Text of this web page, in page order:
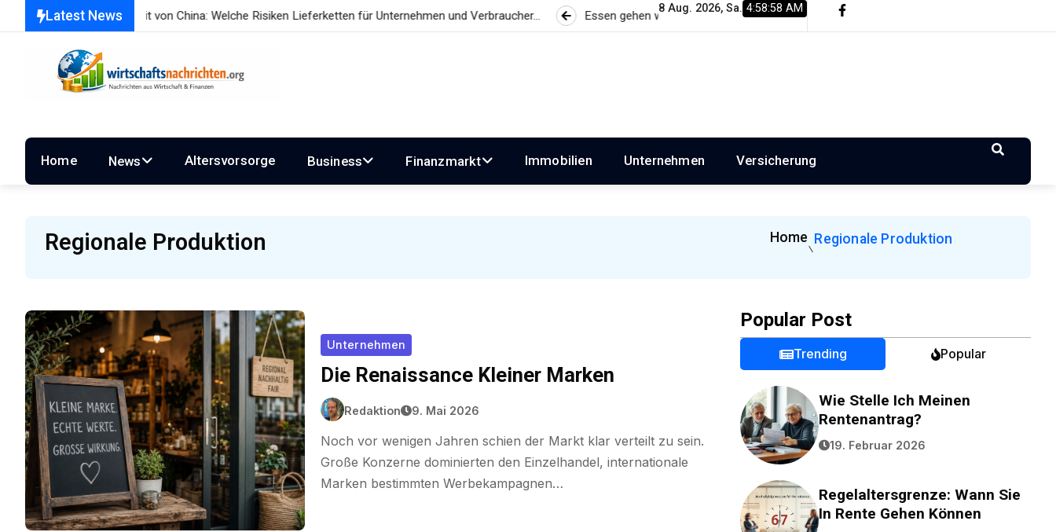
Latest News
Abhängigkeit von China: Welche Risiken Lieferketten für Unternehmen und Verbraucher… Essen gehen wird zum Luxus? Wie Gastronomiepreise entstehen und worauf…
8 Aug. 2026, Sa. 4:58:58 AM
Home News Altersvorsorge Business Finanzmarkt Immobilien Unternehmen Versicherung
Regionale Produktion Home Regionale Produktion
Unternehmen
Die Renaissance Kleiner Marken
Redaktion 9. Mai 2026
Noch vor wenigen Jahren schien der Markt klar verteilt zu sein.
Große Konzerne dominierten den Einzelhandel, internationale
Marken bestimmten Werbekampagnen…
Popular Post
Trending Popular
Wie Stelle Ich Meinen
Rentenantrag?
19. Februar 2026
Regelaltersgrenze: Wann Sie
In Rente Gehen Können